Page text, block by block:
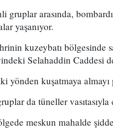
gruplar arasında,
yaşanıyor.
kuzeybatı bölgesinde
Selahaddin Caddesi
yönden kuşatmaya almayı
da tüneller
meskun mahalde